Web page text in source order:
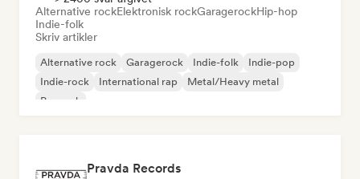
Alternative rockElektronisk rockGaragerockHip-hop
Indie-folk
Skriv artikler
Alternative rock Garagerock Indie-folk
Indie-pop
Indie-rock
International rap
Metal/Heavy metal
Poprock
Pravda Records